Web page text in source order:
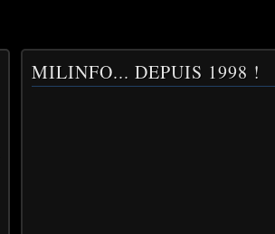
MILINFO... DEPUIS 1998 !